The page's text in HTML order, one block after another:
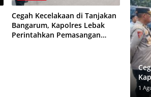
Cegah Kecelakaan di Tanjakan
Bangarum, Kapolres Lebak
Perintahkan Pemasangan
1